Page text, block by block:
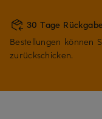
30 Tage
Bestellungen können
zurückschicken.